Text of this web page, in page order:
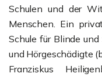
Schulen und der
Menschen. Ein
Schule für Blinde
und Hörgeschädigte
Franziskus